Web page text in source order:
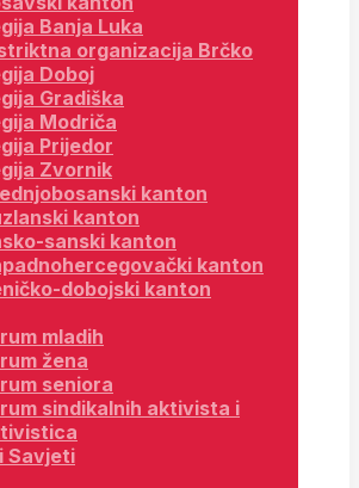
Banja Luka
organizacija Brčko
Doboj
Gradiška
Modriča
Prijedor
Zvornik
kanton
kanton
sanski kanton
kanton
dobojski kanton
mladih
žena
seniora
sindikalnih aktivista i
Savjeti